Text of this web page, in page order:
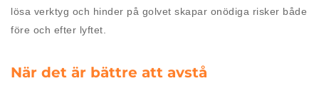
lösa verktyg och hinder på golvet skapar onödiga risker både
före och efter lyftet.
När det är bättre att avstå